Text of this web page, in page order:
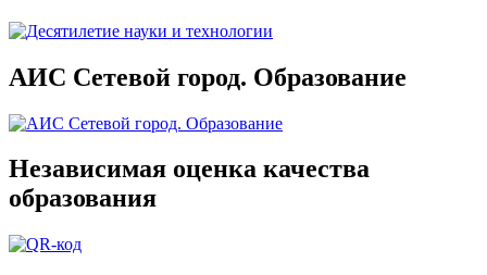
АИС Сетевой город. Образование
Независимая оценка качества
образования